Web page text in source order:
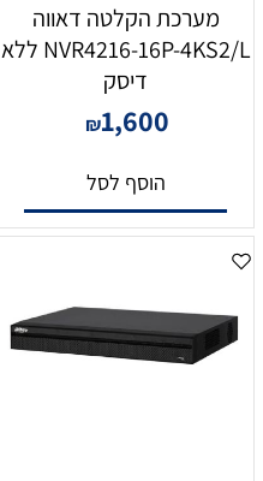
מערכת הקלטה דאווה
NVR4216-16P-4KS2/L ללא
דיסק
₪1,600
הוסף לסל